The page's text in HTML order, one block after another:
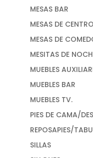
MESAS BAR
MESAS DE CENTRO
MESAS DE
MESITAS DE
MUEBLES
MUEBLES BAR
MUEBLES TV.
PIES DE CAMA/
REPOSAPIES/
SILLAS